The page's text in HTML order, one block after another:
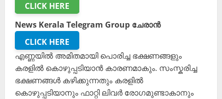
CLICK HERE
News Kerala Telegram Group ചേരാൻ
CLICK HERE
എണ്ണയില്‍ അമിതമായി പൊരിച്ച ഭക്ഷണങ്ങളും
കരളില്‍ കൊഴുപ്പടിയാന്‍ കാരണമാകും. സംസ്കരിച്ച
ഭക്ഷണങ്ങള്‍ കഴിക്കുന്നതും കരളില്‍
കൊഴുപ്പടിയാനും ഫാറ്റി ലിവര്‍ രോഗമുണ്ടാകാനും